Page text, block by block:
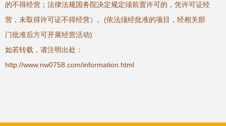
的不得经营；法律法规国务院决定规定须前置许可的，凭许可证经
营，未取得许可证不得经营）。(依法须经批准的项目，经相关部
门批准后方可开展经营活动)
如若转载，请注明出处：
http://www.nw0758.com/information.html